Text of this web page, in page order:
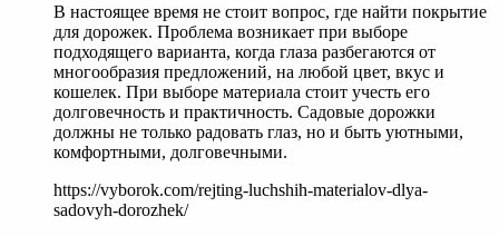
В настоящее время не стоит вопрос, где найти покрытие
для дорожек. Проблема возникает при выборе
подходящего варианта, когда глаза разбегаются от
многообразия предложений, на любой цвет, вкус и
кошелек. При выборе материала стоит учесть его
долговечность и практичность. Садовые дорожки
должны не только радовать глаз, но и быть уютными,
комфортными, долговечными.
https://vyborok.com/rejting-luchshih-materialov-dlya-
sadovyh-dorozhek/